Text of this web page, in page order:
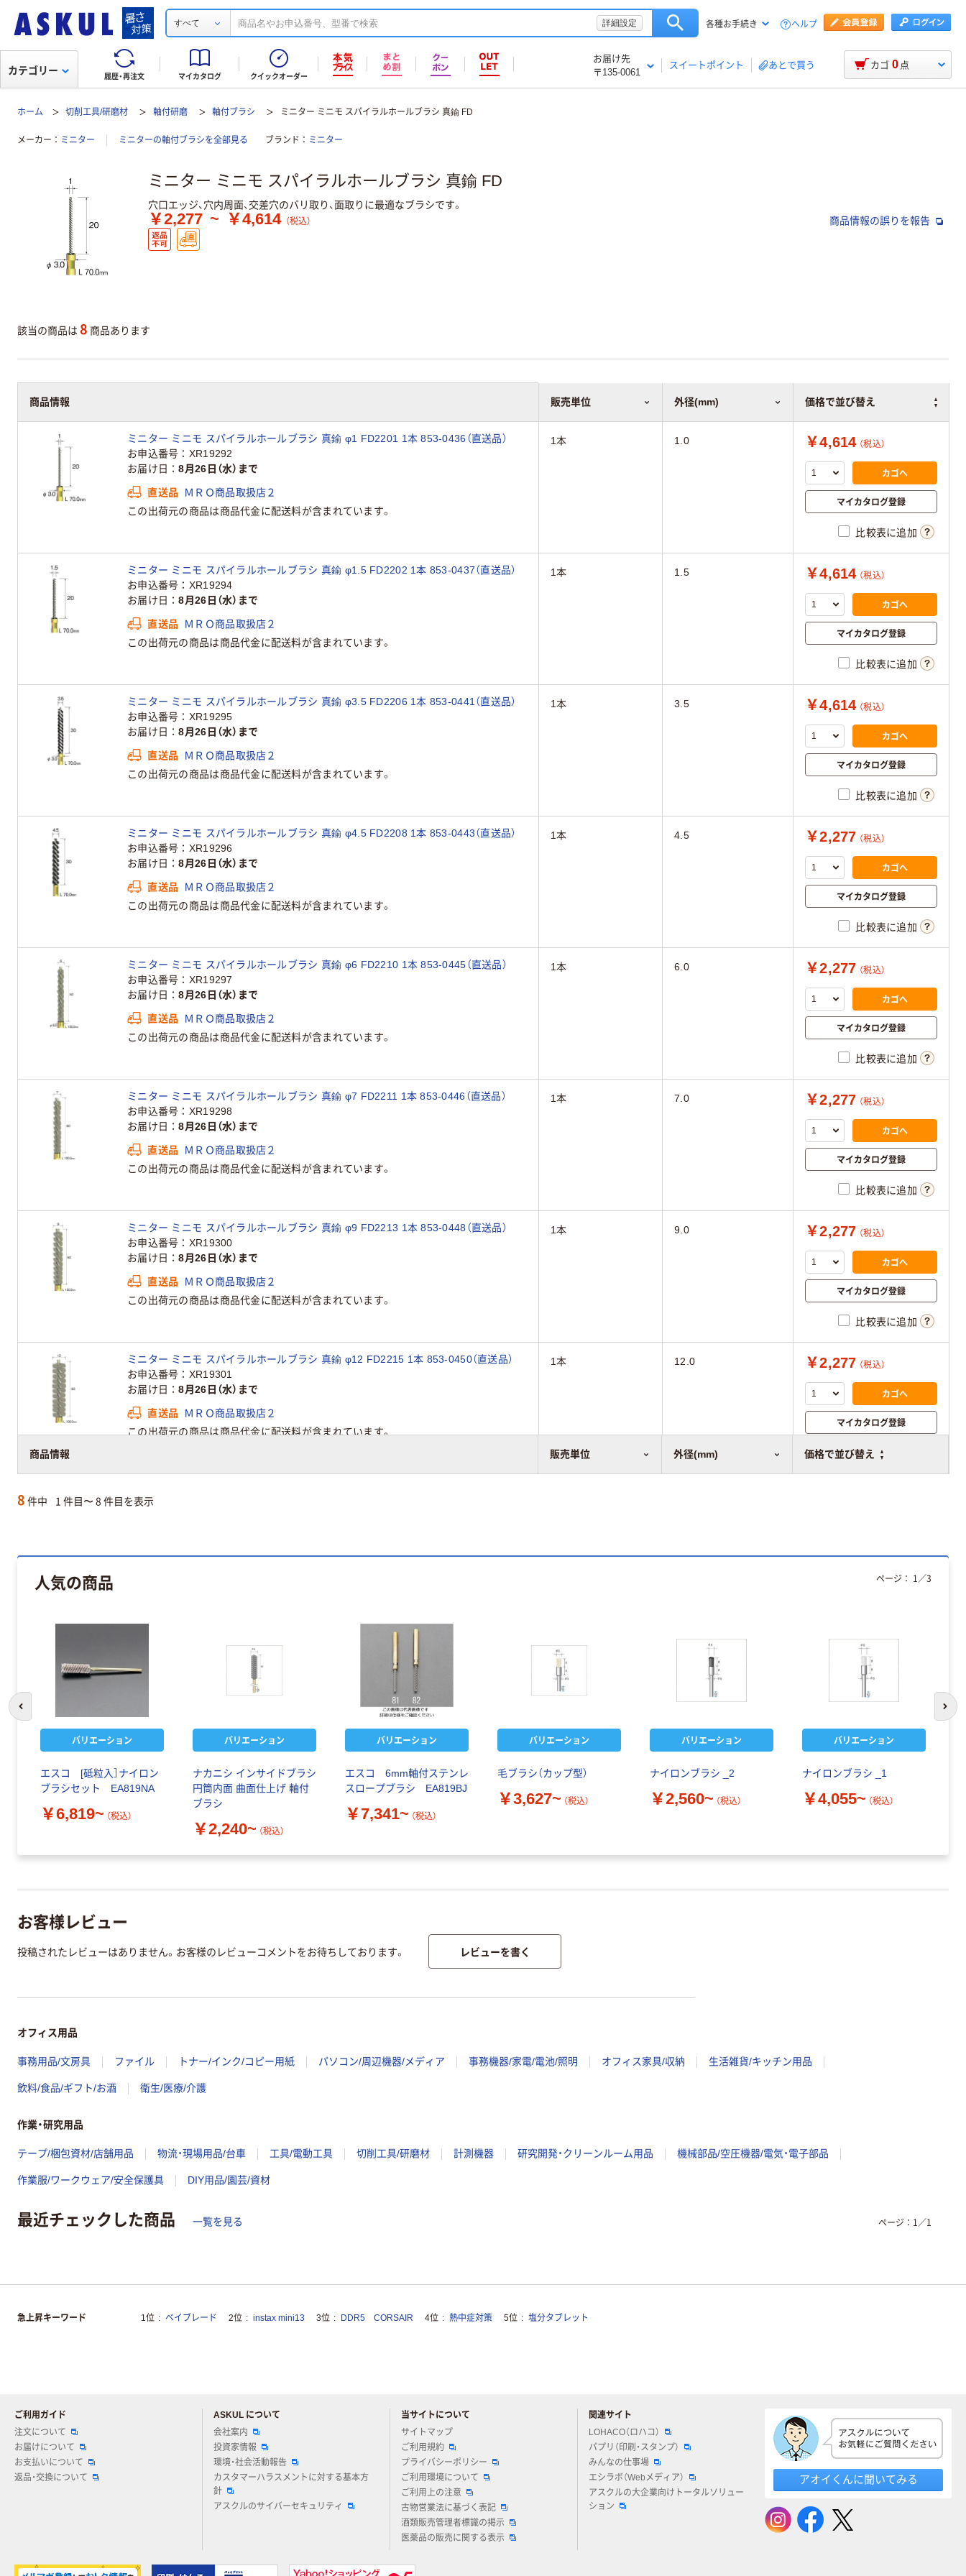
すべて 詳細設定 各種お手続き ヘルプ
履歴・再注文 マイカタログ クイックオーダー
お届け先
〒135-0061
スイートポイント あとで買う
カテゴリー カゴ 0 点
ホーム 切削工具/研磨材 軸付研磨 軸付ブラシ ミニター ミニモ スパイラルホールブラシ 真鍮 FD
メーカー ミニター ミニターの軸付ブラシを全部見る ブランド ミニター
ミニター ミニモ スパイラルホールブラシ 真鍮 FD
穴口エッジ、穴内周面、交差穴のバリ取り、面取りに最適なブラシです。
￥2,277 ~ ￥4,614 （税込） 商品情報の誤りを報告
該当の商品は 8 商品あります
商品情報 販売単位 外径(mm) 価格で並び替え
商品情報 販売単位 外径(mm) 価格で並び替え
ミニター ミニモ スパイラルホールブラシ 真鍮 φ1 FD2201 1本 853-0436（直送品）
お申込番号
XR19292
お届け日
8月26日（水）まで
直送品
ＭＲＯ商品取扱店２
この出荷元の商品は商品代金に配送料が含まれています。
1本 1.0 ￥4,614 （税込）
カゴへ
マイカタログ登録
比較表に追加
ミニター ミニモ スパイラルホールブラシ 真鍮 φ1.5 FD2202 1本 853-0437（直送品）
お申込番号
XR19294
お届け日
8月26日（水）まで
直送品
ＭＲＯ商品取扱店２
この出荷元の商品は商品代金に配送料が含まれています。
1本 1.5 ￥4,614 （税込）
カゴへ
マイカタログ登録
比較表に追加
ミニター ミニモ スパイラルホールブラシ 真鍮 φ3.5 FD2206 1本 853-0441（直送品）
お申込番号
XR19295
お届け日
8月26日（水）まで
直送品
ＭＲＯ商品取扱店２
この出荷元の商品は商品代金に配送料が含まれています。
1本 3.5 ￥4,614 （税込）
カゴへ
マイカタログ登録
比較表に追加
ミニター ミニモ スパイラルホールブラシ 真鍮 φ4.5 FD2208 1本 853-0443（直送品）
お申込番号
XR19296
お届け日
8月26日（水）まで
直送品
ＭＲＯ商品取扱店２
この出荷元の商品は商品代金に配送料が含まれています。
1本 4.5 ￥2,277 （税込）
カゴへ
マイカタログ登録
比較表に追加
ミニター ミニモ スパイラルホールブラシ 真鍮 φ6 FD2210 1本 853-0445（直送品）
お申込番号
XR19297
お届け日
8月26日（水）まで
直送品
ＭＲＯ商品取扱店２
この出荷元の商品は商品代金に配送料が含まれています。
1本 6.0 ￥2,277 （税込）
カゴへ
マイカタログ登録
比較表に追加
ミニター ミニモ スパイラルホールブラシ 真鍮 φ7 FD2211 1本 853-0446（直送品）
お申込番号
XR19298
お届け日
8月26日（水）まで
直送品
ＭＲＯ商品取扱店２
この出荷元の商品は商品代金に配送料が含まれています。
1本 7.0 ￥2,277 （税込）
カゴへ
マイカタログ登録
比較表に追加
ミニター ミニモ スパイラルホールブラシ 真鍮 φ9 FD2213 1本 853-0448（直送品）
お申込番号
XR19300
お届け日
8月26日（水）まで
直送品
ＭＲＯ商品取扱店２
この出荷元の商品は商品代金に配送料が含まれています。
1本 9.0 ￥2,277 （税込）
カゴへ
マイカタログ登録
比較表に追加
ミニター ミニモ スパイラルホールブラシ 真鍮 φ12 FD2215 1本 853-0450（直送品）
お申込番号
XR19301
お届け日
8月26日（水）まで
直送品
ＭＲＯ商品取扱店２
この出荷元の商品は商品代金に配送料が含まれています。
1本 12.0 ￥2,277 （税込）
カゴへ
マイカタログ登録
比較表に追加
8 件中 1 件目〜 8 件目を表示
人気の商品
バリエーション
エスコ [砥粒入］ナイロン
ブラシセット EA819NA
￥6,819~ （税込）
バリエーション
ナカニシ インサイドブラシ
円筒内面 曲面仕上げ 軸付
ブラシ
￥2,240~ （税込）
バリエーション
エスコ 6mm軸付ステンレ
スロープブラシ EA819BJ
￥7,341~ （税込）
バリエーション
毛ブラシ（カップ型）
￥3,627~ （税込）
バリエーション
ナイロンブラシ _2
￥2,560~ （税込）
バリエーション
ナイロンブラシ _1
￥4,055~ （税込）
ページ： 1 ／3
前のスライドへ 次
お客様レビュー
投稿されたレビューはありません。お客様のレビューコメントをお待ちしております。 レビューを書く
オフィス用品
事務用品/文房具 ファイル トナー/インク/コピー用紙 パソコン/周辺機器/メディア 事務機器/家電/電池/照明 オフィス家具/収納 生活雑貨/キッチン用品
飲料/食品/ギフト/お酒 衛生/医療/介護
作業・研究用品
テープ/梱包資材/店舗用品 物流・現場用品/台車 工具/電動工具 切削工具/研磨材 計測機器 研究開発・クリーンルーム用品 機械部品/空圧機器/電気・電子部品
作業服/ワークウェア/安全保護具 DIY用品/園芸/資材
最近チェックした商品 一覧を見る ページ： 1 ／1
急上昇キーワード 1位 ベイブレード 2位 instax mini13 3位 DDR5 CORSAIR 4位 熱中症対策 5位 塩分タブレット
ご利用ガイド
注文について
お届けについて
お支払いについて
返品・交換について
ASKUL について
会社案内
投資家情報
環境・社会活動報告
カスタマーハラスメントに対する基本方
針
アスクルのサイバーセキュリティ
当サイトについて
サイトマップ
ご利用規約
プライバシーポリシー
ご利用環境について
ご利用上の注意
古物営業法に基づく表記
酒類販売管理者標識の掲示
医薬品の販売に関する表示
関連サイト
LOHACO（ロハコ）
パプリ（印刷・スタンプ）
みんなの仕事場
エシラボ（Webメディア）
アスクルの大企業向けトータルソリュー
ション
アスクルについてお気軽にご質問ください
アオイくんに聞いてみる